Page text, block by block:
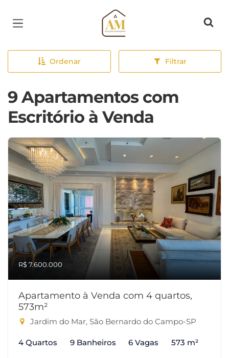
Página inicial
Ordenar Filtrar
9 Apartamentos com
Escritório à Venda
R$ 7.600.000
Apartamento à Venda com 4 quartos,
573m²
Jardim do Mar, São Bernardo do Campo-SP
4 Quartos 9 Banheiros 6 Vagas 573 m²